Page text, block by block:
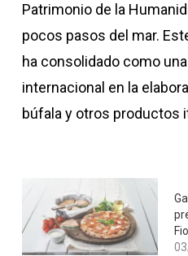
Patrimonio de la
pocos pasos del mar.
ha consolidado como
internacional en la
búfala y otros productos